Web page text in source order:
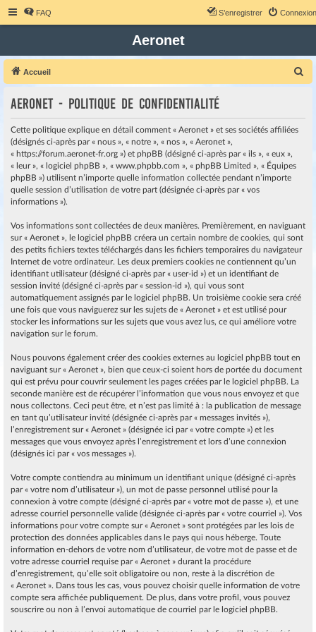
FAQ Connexion
S’enregistrer
Aeronet
Accueil
r
Aeronet - Politique de confidentialité
Cette politique explique en détail comment « Aeronet » et ses sociétés affiliées
(désignés ci-après par « nous », « notre », « nos », « Aeronet »,
« https://forum.aeronet-fr.org ») et phpBB (désigné ci-après par « ils », « eux »,
« leur », « logiciel phpBB », « www.phpbb.com », « phpBB Limited », « Équipes
phpBB ») utilisent n’importe quelle information collectée pendant n’importe
quelle session d’utilisation de votre part (désignée ci-après par « vos
informations »).
Vos informations sont collectées de deux manières. Premièrement, en naviguant
sur « Aeronet », le logiciel phpBB créera un certain nombre de cookies, qui sont
des petits fichiers textes téléchargés dans les fichiers temporaires du navigateur
Internet de votre ordinateur. Les deux premiers cookies ne contiennent qu’un
identifiant utilisateur (désigné ci-après par « user-id ») et un identifiant de
session invité (désigné ci-après par « session-id »), qui vous sont
automatiquement assignés par le logiciel phpBB. Un troisième cookie sera créé
une fois que vous naviguerez sur les sujets de « Aeronet » et est utilisé pour
stocker les informations sur les sujets que vous avez lus, ce qui améliore votre
navigation sur le forum.
Nous pouvons également créer des cookies externes au logiciel phpBB tout en
naviguant sur « Aeronet », bien que ceux-ci soient hors de portée du document
qui est prévu pour couvrir seulement les pages créées par le logiciel phpBB. La
seconde manière est de récupérer l’information que vous nous envoyez et que
nous collectons. Ceci peut être, et n’est pas limité à : la publication de message
en tant qu’utilisateur invité (désignée ci-après par « messages invités »),
l’enregistrement sur « Aeronet » (désignée ici par « votre compte ») et les
messages que vous envoyez après l’enregistrement et lors d’une connexion
(désignés ici par « vos messages »).
Votre compte contiendra au minimum un identifiant unique (désigné ci-après
par « votre nom d’utilisateur »), un mot de passe personnel utilisé pour la
connexion à votre compte (désigné ci-après par « votre mot de passe »), et une
adresse courriel personnelle valide (désignée ci-après par « votre courriel »). Vos
informations pour votre compte sur « Aeronet » sont protégées par les lois de
protection des données applicables dans le pays qui nous héberge. Toute
information en-dehors de votre nom d’utilisateur, de votre mot de passe et de
votre adresse courriel requise par « Aeronet » durant la procédure
d’enregistrement, qu’elle soit obligatoire ou non, reste à la discrétion de
« Aeronet ». Dans tous les cas, vous pouvez choisir quelle information de votre
compte sera affichée publiquement. De plus, dans votre profil, vous pouvez
souscrire ou non à l’envoi automatique de courriel par le logiciel phpBB.